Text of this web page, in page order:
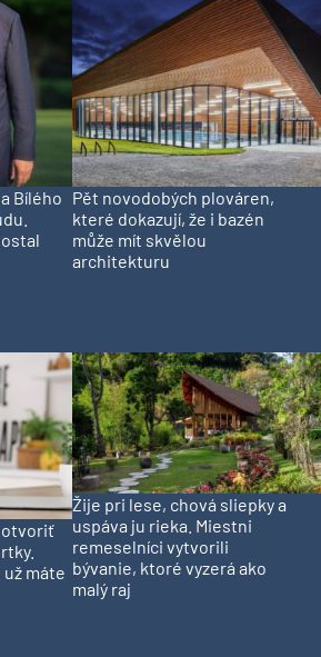
Bílého Pět novodobých plováren,
které dokazují, že i bazén
může mít skvělou
architekturu
otvoriť
máte
Žije pri lese, chová sliepky a
uspáva ju rieka. Miestni
remeselníci vytvorili
bývanie, ktoré vyzerá ako
malý raj